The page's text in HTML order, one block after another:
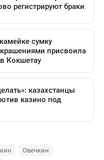
Овечкин